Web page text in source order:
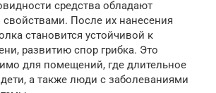
средства обладают
После их нанесения
становится устойчивой к
развитию спор грибка. Это
для помещений, где длительное
а также люди с заболеваниями